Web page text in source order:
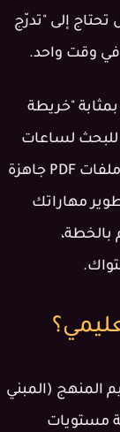
تحتاج إلى "تدرّج
في وقت واحد.
بمثابة "خريطة
للبحث لساعات
عن المصادر؛ فقد وفرنا لك في كل مستوى ملفات PDF جاهزة
مهاراتك
بالخطة،
المنهج (المبني
مستويات